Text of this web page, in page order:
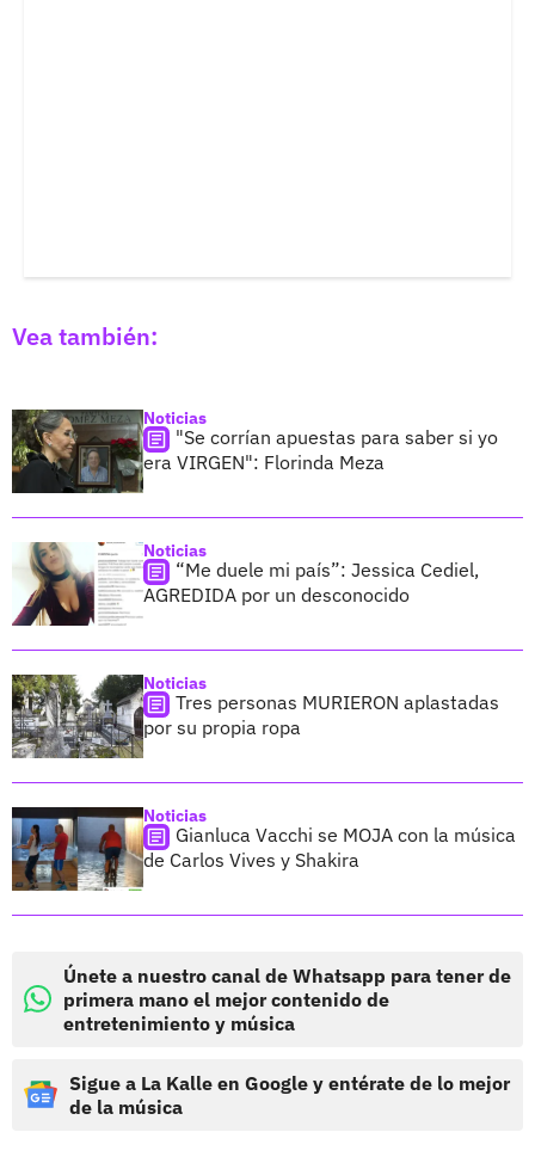
Vea también:
Noticias
"Se corrían apuestas para saber si yo
era VIRGEN": Florinda Meza
Noticias
“Me duele mi país”: Jessica Cediel,
AGREDIDA por un desconocido
Noticias
Tres personas MURIERON aplastadas
por su propia ropa
Noticias
Gianluca Vacchi se MOJA con la música
de Carlos Vives y Shakira
Únete a nuestro canal de Whatsapp para tener de
primera mano el mejor contenido de
entretenimiento y música
Sigue a La Kalle en Google y entérate de lo mejor
de la música